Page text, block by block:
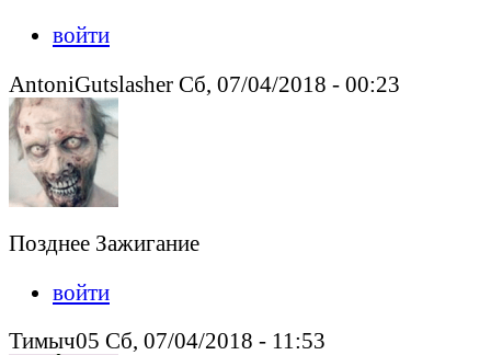
войти
AntoniGutslasher Сб, 07/04/2018 - 00:23
Позднее Зажигание
войти
Тимыч05 Сб, 07/04/2018 - 11:53